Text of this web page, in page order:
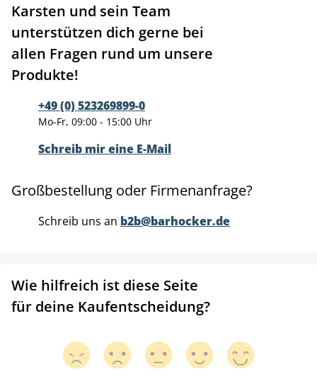
Karsten und sein Team
unterstützen dich gerne bei
allen Fragen rund um unsere
Produkte!
+49 (0) 523269899-0
Mo-Fr, 09:00 - 15:00 Uhr
Schreib mir eine E-Mail
Großbestellung oder Firmenanfrage?
Schreib uns an b2b@barhocker.de
Wie hilfreich ist diese Seite
für deine Kaufentscheidung?